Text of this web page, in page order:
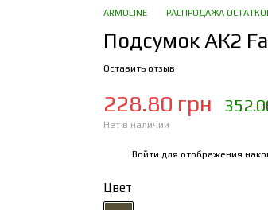
ARMOLINE РАСПРОДАЖА
Подсумок АК2
Оставить отзыв
228.80 грн
Нет в наличии
Войти для отображения
Цвет